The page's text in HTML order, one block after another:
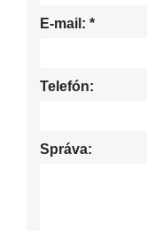
*
E-mail:
Telefón:
Správa: